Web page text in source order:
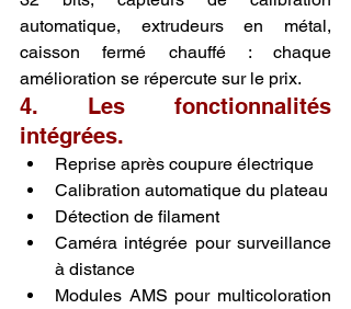
automatique, extrudeurs en métal,
caisson fermé chauffé : chaque
amélioration se répercute sur le prix.
4. Les fonctionnalités
intégrées.
Reprise après coupure électrique
Calibration automatique du plateau
Détection de filament
Caméra intégrée pour surveillance
à distance
Modules AMS pour multicoloration